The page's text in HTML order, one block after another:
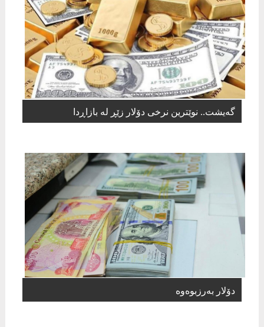
گەیشت.. نوێترین نرخی دۆلار زێڕ لە بازاڕدا
دۆلار بەرزبوەوە